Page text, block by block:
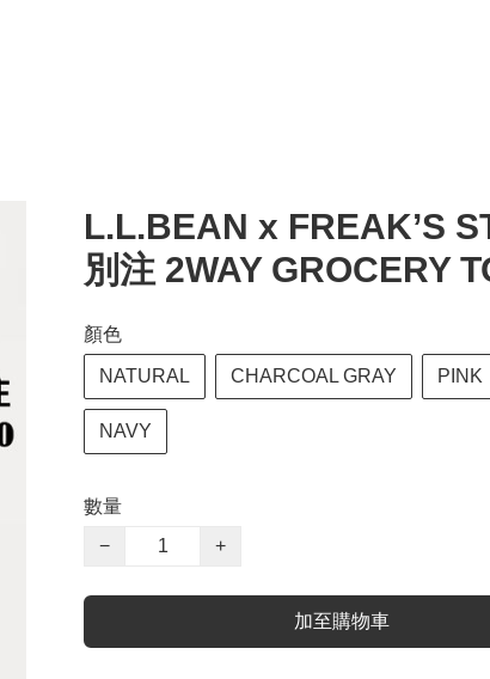
L.L.BEAN x FREAK’S
別注 2WAY GROCERY
顏色
NATURAL CHARCOAL GRAY PINK
NAVY
數量
−
+
加至購物車